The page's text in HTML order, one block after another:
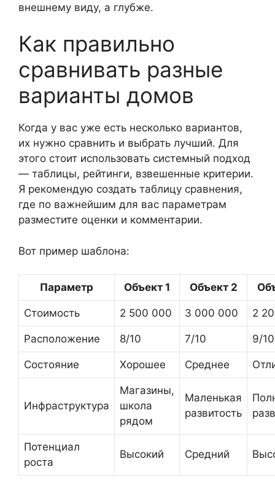
внешнему виду, а глубже.
Как правильно
сравнивать разные
варианты домов
Когда у вас уже есть несколько вариантов,
их нужно сравнить и выбрать лучший. Для
этого стоит использовать системный подход
— таблицы, рейтинги, взвешенные критерии.
Я рекомендую создать таблицу сравнения,
где по важнейшим для вас параметрам
разместите оценки и комментарии.
Вот пример шаблона:
Параметр Объект 1 Объект 2
Стоимость 2 500 000 3 000 000 2
Расположение 8/10 7/10 9/10
Состояние Хорошее Среднее
Инфраструктура
Магазины,
школа
рядом
Маленькая
развитость
Потенциал
роста
Высокий Средний